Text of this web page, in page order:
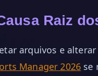
Raiz
arquivos e
Manager 2026 se